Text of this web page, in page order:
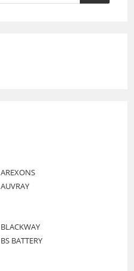
AREXONS
AUVRAY
BLACKWAY
BS BATTERY